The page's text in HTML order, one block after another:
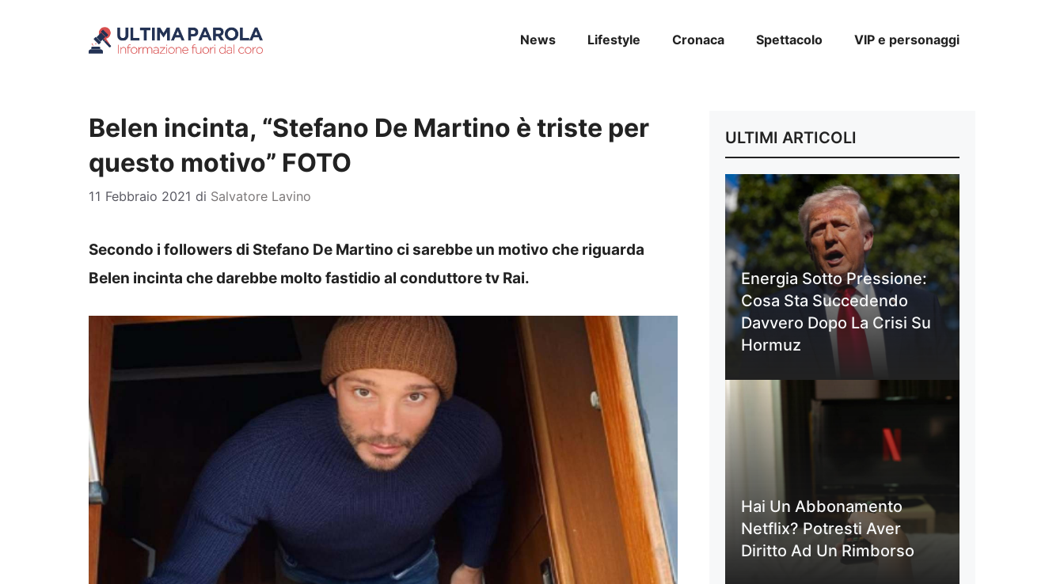
News Lifestyle Cronaca Spettacolo VIP e personaggi
Belen incinta, “Stefano De Martino è triste per
questo motivo” FOTO
11 Febbraio 2021 di Salvatore Lavino
Secondo i followers di Stefano De Martino ci sarebbe un motivo che riguarda
Belen incinta che darebbe molto fastidio al conduttore tv Rai.
ULTIMI ARTICOLI
Energia Sotto Pressione:
Cosa Sta Succedendo
Davvero Dopo La Crisi Su
Hormuz
Hai Un Abbonamento
Netflix? Potresti Aver
Diritto Ad Un Rimborso